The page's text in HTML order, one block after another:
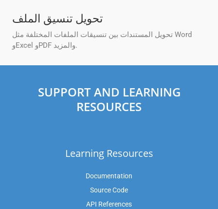
تحويل تنسيق الملف
تحويل المستندات بين تنسيقات الملفات المختلفة مثل Word
وExcel وPDF والمزيد.
SUPPORT AND LEARNING
RESOURCES
Learning Resources
Documentation
Source Code
API References